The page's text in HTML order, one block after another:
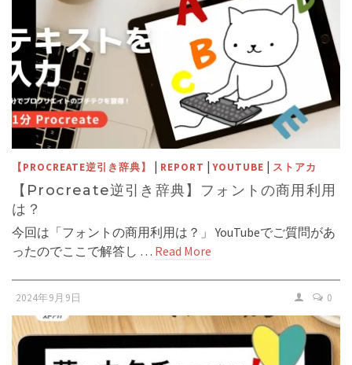
【PROCREATE逆引き辞典】 | REPORT |YOUTUBE | ストアカ
【Procreate逆引き辞典】フォントの商用利用
は？
今回は「フォントの商用利用は？」 YouTubeでご質問があ
ったのでここで解答し … Read More
2024年9月9日 0